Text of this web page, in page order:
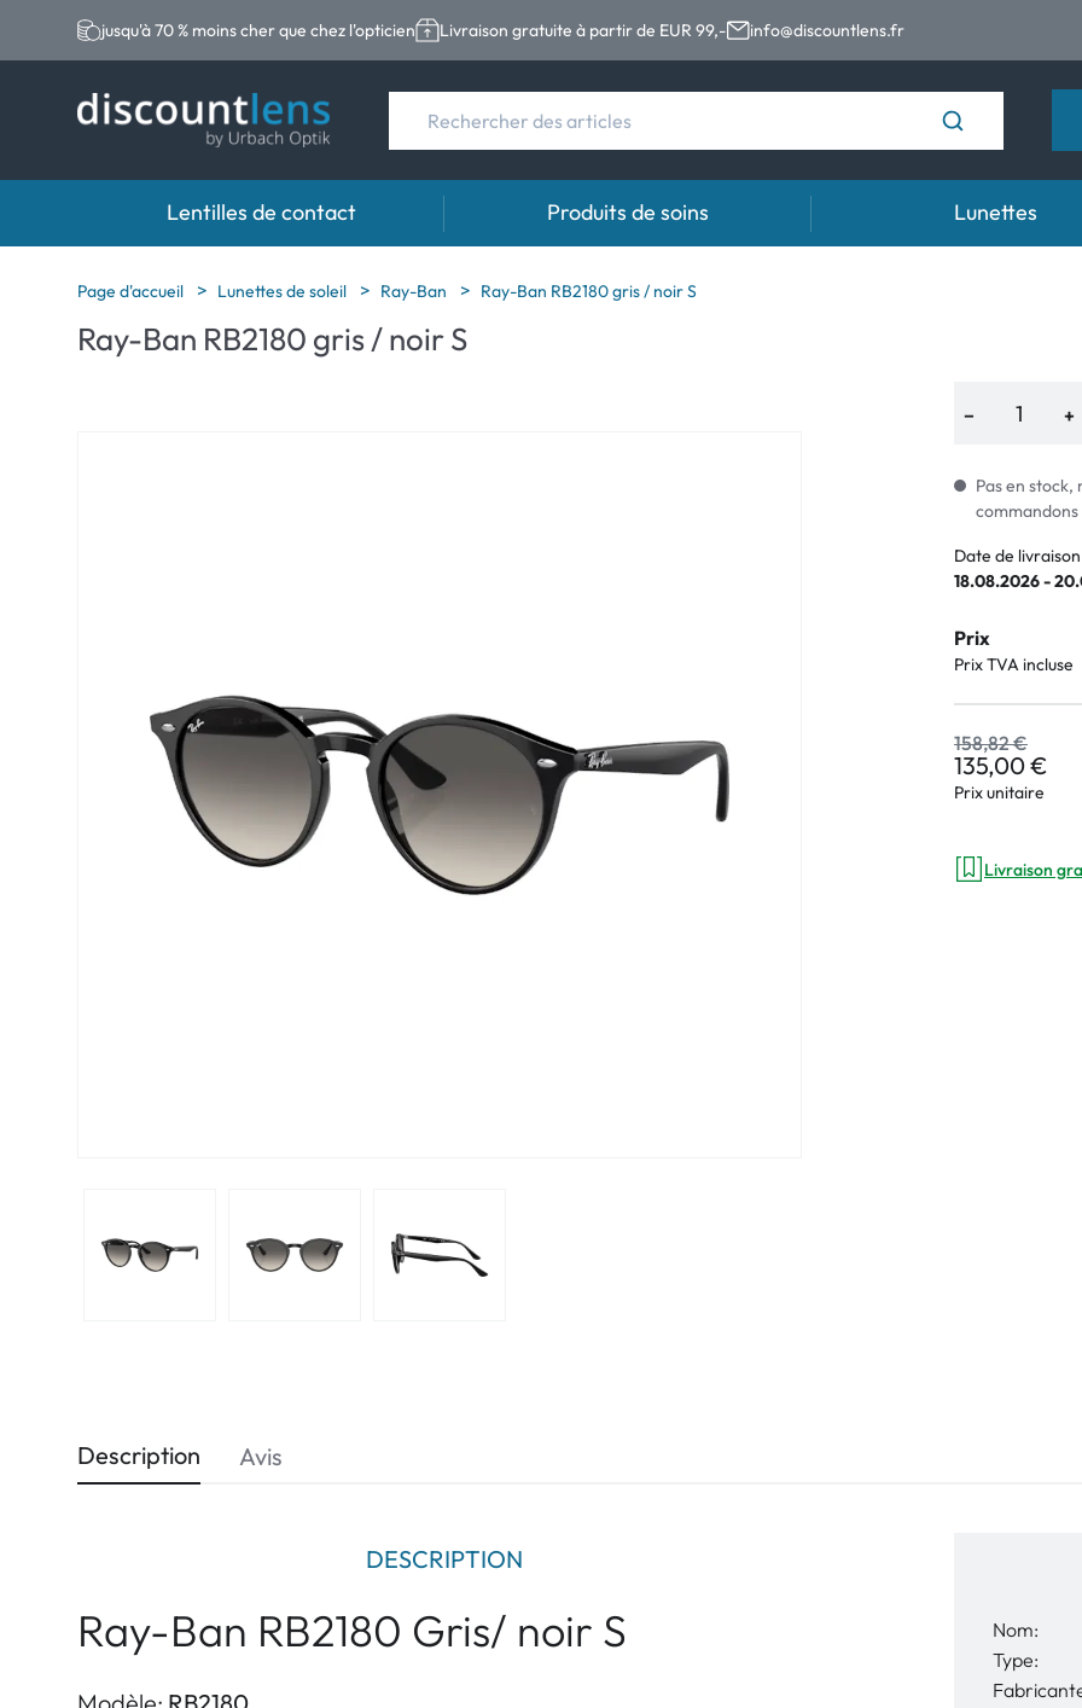
jusqu'à 70 % moins cher que chez l'opticien Livraison gratuite à partir de EUR 99,- info@discountlens.fr
Lentilles de contact
Marques
Acuvue
Air Optix
Type de lentilles
Lentilles sphériques
Durée de port
Produits de soins
Marques
Eversee
Lunettes
Page d'accueil Lunettes de soleil Ray-Ban Ray-Ban RB2180 gris / noir S
Ray-Ban RB2180 gris / noir S
− +
Pas en stock,
Date de
18.08.2026 -
Prix
Prix TVA incluse
158,82 €
135,00 €
Prix unitaire
Livraison
Description
DESCRIPTION
Ray-Ban RB2180 Gris/ noir S Nom:
Type:
Avis